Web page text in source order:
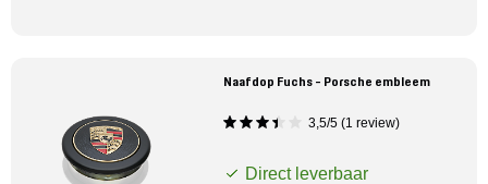
Naafdop Fuchs - Porsche embleem
3,5/5 (1 review)
Direct leverbaar